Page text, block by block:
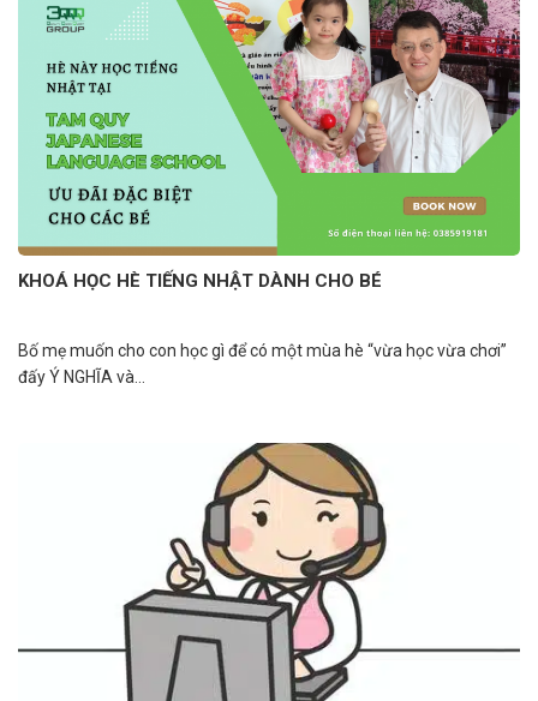
KHOÁ HỌC HÈ TIẾNG NHẬT DÀNH CHO BÉ
Bố mẹ muốn cho con học gì để có một mùa hè “vừa học vừa chơi”
đấy Ý NGHĨA và...